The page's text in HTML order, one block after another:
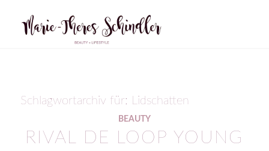
Schlagwortarchiv für: Lidschatten
BEAUTY
RIVAL DE LOOP YOUNG